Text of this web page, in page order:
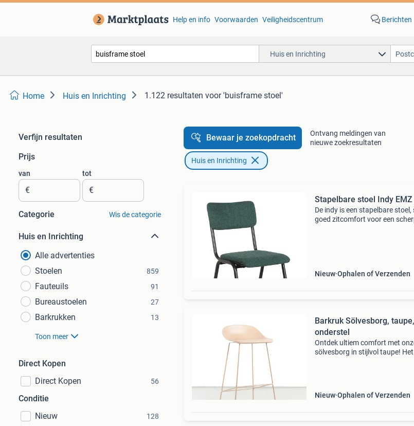
Help en info Voorwaarden Veiligheidscentrum Berichten
Huis en Inrichting
Home Huis en Inrichting 1.122 resultaten voor 'buisframe stoel'
Verfijn resultaten
Prijs
van
€
tot
€
Categorie Wis de categorie
Huis en Inrichting
Alle advertenties
Stoelen
859
Fauteuils 91
Bureaustoelen 27
Barkrukken 13
Toon meer
Direct Kopen
Direct Kopen
56
Conditie
Nieuw
128
Bewaar je zoekopdracht
Ontvang meldingen van
nieuwe zoekresultaten
Huis en Inrichting
Stapelbare
De indy is een stapelbare stoel,
goed zitcomfort voor een
Nieuw Ophalen of Verzenden
Barkruk Sölvesborg,
onderstel
Ontdek ultiem comfort met
sölvesborg in stijlvol taupe! Het
Nieuw Ophalen of Verzenden